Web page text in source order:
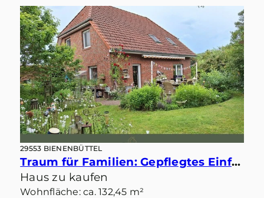
29553 BIENENBÜTTEL
Traum für Familien: Gepflegtes Einfamilienhaus mit schönem Garten und Doppelcarport in Bienenbüttel
Haus zu kaufen
Wohnfläche: ca. 132,45 m²